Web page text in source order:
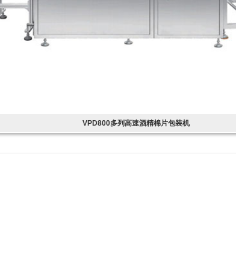
VPD800多列高速酒精棉片包装机